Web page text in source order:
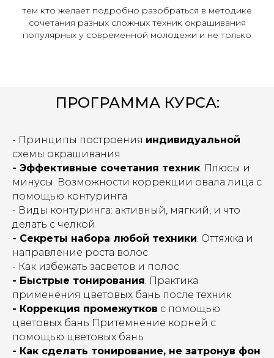
тем кто желает подробно разобраться в методике
сочетания разных сложных техник окрашивания
популярных у современной молодежи и не только
ПРОГРАММА КУРСА:
- Принципы построения индивидуальной
схемы окрашивания
- Эффективные сочетания техник . Плюсы и
минусы. Возможности коррекции овала лица с
помощью контуринга
- Виды контуринга: активный, мягкий, и что
делать с челкой
- Секреты набора любой техники . Оттяжка и
направление роста волос
- Как избежать засветов и полос
- Быстрые тонирования . Практика
применения цветовых бань после техник
- Коррекция промежутков с помощью
цветовых бань Притемнение корней с
помощью цветовых бань
- Как сделать тонирование, не затронув фон